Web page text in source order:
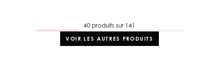
40 produits sur 141
VOIR LES AUTRES PRODUITS